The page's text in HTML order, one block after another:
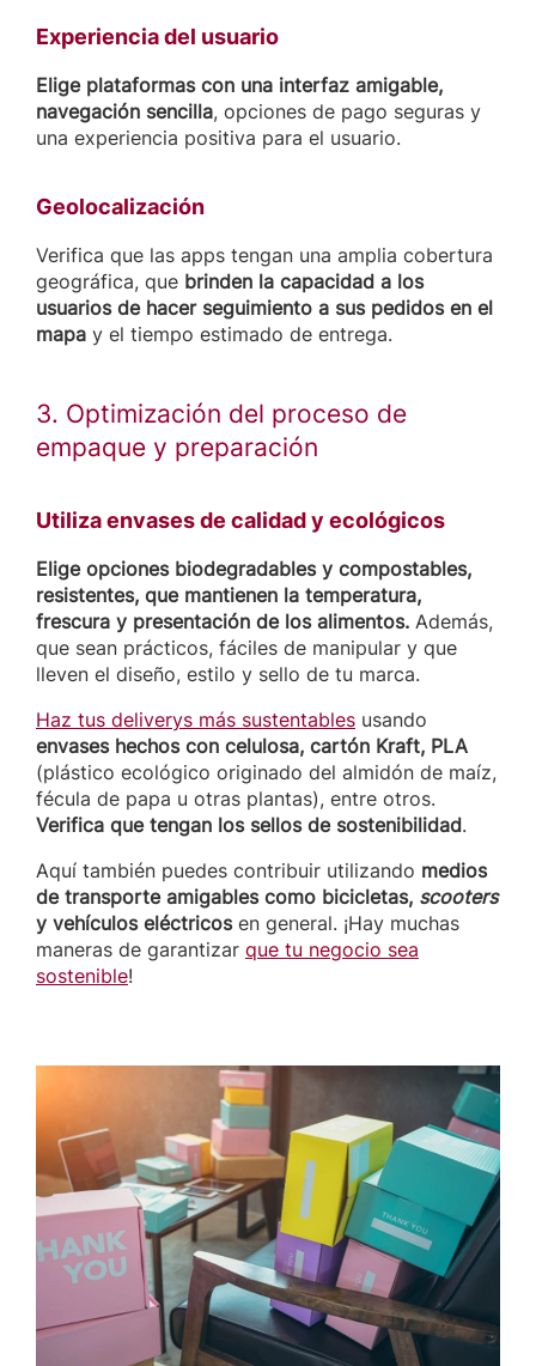
Experiencia del usuario
Elige plataformas con una interfaz amigable,
navegación sencilla, opciones de pago seguras y
una experiencia positiva para el usuario.
Geolocalización
Verifica que las apps tengan una amplia cobertura
geográfica, que brinden la capacidad a los
usuarios de hacer seguimiento a sus pedidos en el
mapa y el tiempo estimado de entrega.
3. Optimización del proceso de
empaque y preparación
Utiliza envases de calidad y ecológicos
Elige opciones biodegradables y compostables,
resistentes, que mantienen la temperatura,
frescura y presentación de los alimentos. Además,
que sean prácticos, fáciles de manipular y que
lleven el diseño, estilo y sello de tu marca.
Haz tus deliverys más sustentables usando
envases hechos con celulosa, cartón Kraft, PLA
(plástico ecológico originado del almidón de maíz,
fécula de papa u otras plantas), entre otros.
Verifica que tengan los sellos de sostenibilidad.
Aquí también puedes contribuir utilizando medios
de transporte amigables como bicicletas, scooters
y vehículos eléctricosen general. ¡Hay muchas
maneras de garantizar que tu negocio sea
sostenible!